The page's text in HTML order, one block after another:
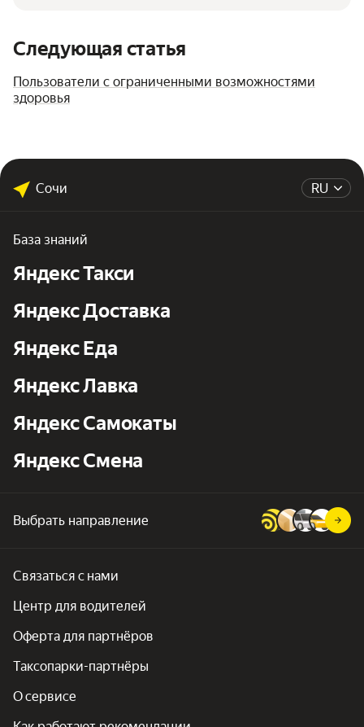
Следующая статья
Пользователи с ограниченными возможностями
здоровья
RU
Сочи
База знаний
Яндекс Такси
Яндекс Доставка
Яндекс Еда
Яндекс Лавка
Яндекс Самокаты
Яндекс Смена
Выбрать направление
Связаться с нами
Центр для водителей
Оферта для партнёров
Таксопарки-партнёры
О сервисе